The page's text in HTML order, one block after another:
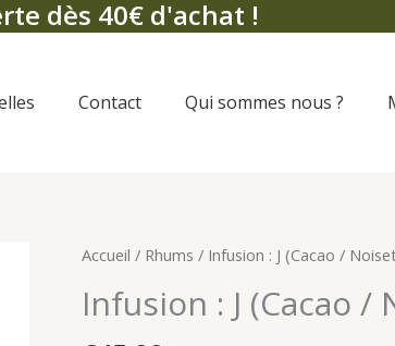
dès 40€ d'achat !
Contact Qui sommes nous ?
Accueil / Rhums / Infusion : J (Cacao /
Infusion : J (Cacao /
quantité
Infusion